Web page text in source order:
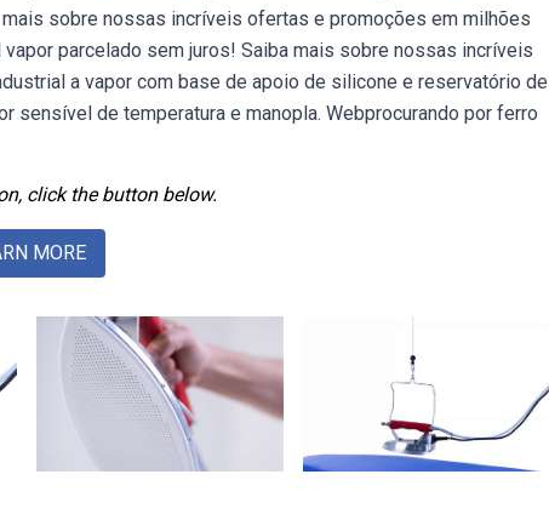
sobre nossas incríveis ofertas e promoções em milhões
parcelado sem juros! Saiba mais sobre nossas incríveis
a vapor com base de apoio de silicone e reservatório de
sensível de temperatura e manopla. Webprocurando por ferro
click the button below.
MORE